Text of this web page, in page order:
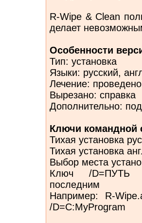
R-Wipe & Clean
делает
Особенности
Тип: установка
Языки: русский,
Лечение: проведено
Вырезано: справка
Дополнительно:
Ключи командной
Тихая установка
Тихая установка
Выбор места
Ключ /D=ПУТЬ
последним
Например: R-
/D=C:MyProgram